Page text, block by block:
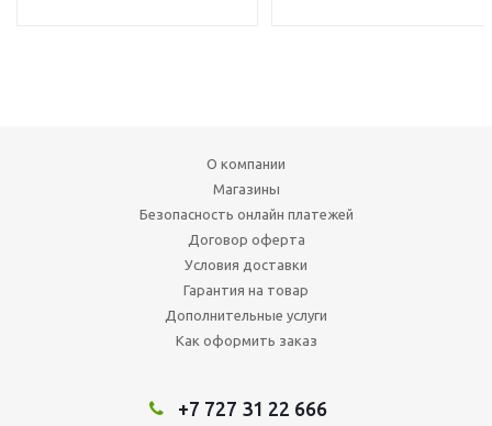
О компании
Магазины
Безопасность онлайн платежей
Договор оферта
Условия доставки
Гарантия на товар
Дополнительные услуги
Как оформить заказ
+7 727 31 22 666